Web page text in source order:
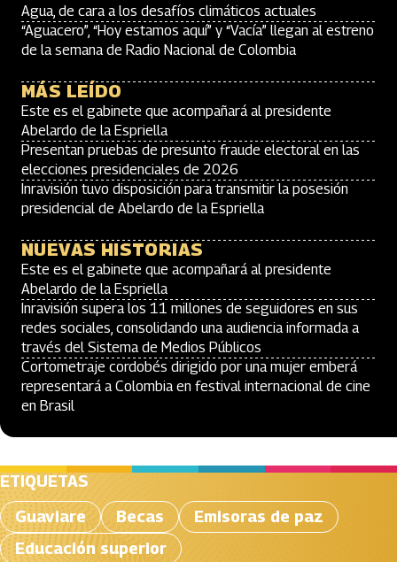
Agua, de cara a los desafíos climáticos actuales
“Aguacero”, “Hoy estamos aquí” y “Vacía” llegan al estreno
de la semana de Radio Nacional de Colombia
MÁS LEÍDO
Este es el gabinete que acompañará al presidente
Abelardo de la Espriella
Presentan pruebas de presunto fraude electoral en las
elecciones presidenciales de 2026
Inravisión tuvo disposición para transmitir la posesión
presidencial de Abelardo de la Espriella
NUEVAS HISTORIAS
Este es el gabinete que acompañará al presidente
Abelardo de la Espriella
Inravisión supera los 11 millones de seguidores en sus
redes sociales, consolidando una audiencia informada a
través del Sistema de Medios Públicos
Cortometraje cordobés dirigido por una mujer emberá
representará a Colombia en festival internacional de cine
en Brasil
ETIQUETAS
Guaviare
Becas
Emisoras de paz
Educación superior